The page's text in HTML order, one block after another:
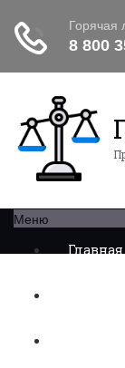
Меню
Главная